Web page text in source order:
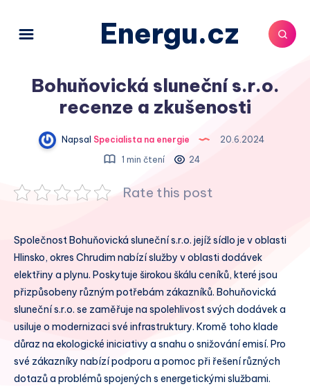
Energu.cz
Bohuňovická sluneční s.r.o.
recenze a zkušenosti
Napsal Specialista na energie
20.6.2024
1 min čtení
24
Rate this post
Společnost Bohuňovická sluneční s.r.o. jejíž sídlo je v oblasti
Hlinsko, okres Chrudim nabízí služby v oblasti dodávek
elektřiny a plynu. Poskytuje širokou škálu ceníků, které jsou
přizpůsobeny různým potřebám zákazníků. Bohuňovická
sluneční s.r.o. se zaměřuje na spolehlivost svých dodávek a
usiluje o modernizaci své infrastruktury. Kromě toho klade
důraz na ekologické iniciativy a snahu o snižování emisí. Pro
své zákazníky nabízí podporu a pomoc při řešení různých
dotazů a problémů spojených s energetickými službami.